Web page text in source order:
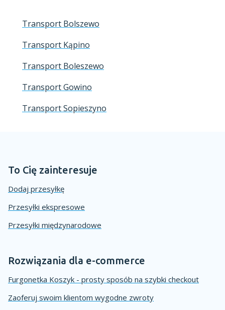
Transport Bolszewo
Transport Kąpino
Transport Boleszewo
Transport Gowino
Transport Sopieszyno
To Cię zainteresuje
Dodaj przesyłkę
Przesyłki ekspresowe
Przesyłki międzynarodowe
Rozwiązania dla e-commerce
Furgonetka Koszyk - prosty sposób na szybki checkout
Zaoferuj swoim klientom wygodne zwroty